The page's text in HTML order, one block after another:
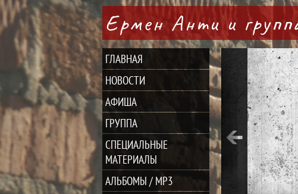
Ермен Анти и
ГЛАВНАЯ
НОВОСТИ
АФИША
ГРУППА
СПЕЦИАЛЬНЫЕ
МАТЕРИАЛЫ
АЛЬБОМЫ / MP3